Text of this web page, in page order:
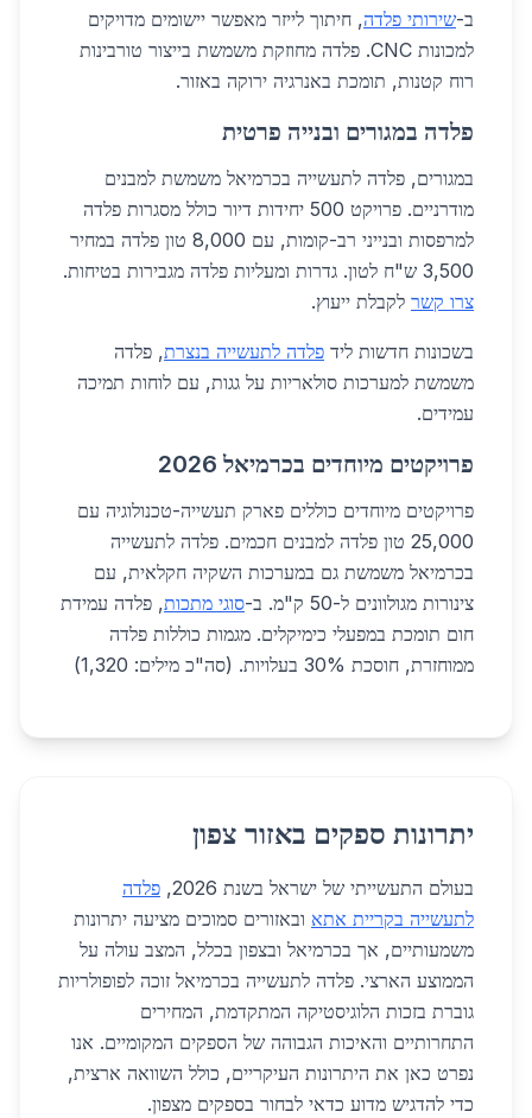
ב-שירותי פלדה, חיתוך לייזר מאפשר יישומים מדויקים
למכונות CNC. פלדה מחוזקת משמשת בייצור טורבינות
רוח קטנות, תומכת באנרגיה ירוקה באזור.
פלדה במגורים ובנייה פרטית
במגורים, פלדה לתעשייה בכרמיאל משמשת למבנים
מודרניים. פרויקט 500 יחידות דיור כולל מסגרות פלדה
למרפסות ובנייני רב-קומות, עם 8,000 טון פלדה במחיר
3,500 ש"ח לטון. גדרות ומעליות פלדה מגבירות בטיחות.
צרו קשר לקבלת ייעוץ.
בשכונות חדשות ליד פלדה לתעשייה בנצרת, פלדה
משמשת למערכות סולאריות על גגות, עם לוחות תמיכה
עמידים.
פרויקטים מיוחדים בכרמיאל 2026
פרויקטים מיוחדים כוללים פארק תעשייה-טכנולוגיה עם
25,000 טון פלדה למבנים חכמים. פלדה לתעשייה
בכרמיאל משמשת גם במערכות השקיה חקלאית, עם
צינורות מגולוונים ל-50 ק"מ. ב-
סוגי מתכות, פלדה עמידת
חום תומכת במפעלי כימיקלים. מגמות כוללות פלדה
ממוחזרת, חוסכת 30% בעלויות. (סה"כ מילים: 1,320)
יתרונות ספקים באזור צפון
בעולם התעשייתי של ישראל בשנת 2026,
פלדה
לתעשייה בקריית אתא ובאזורים סמוכים מציעה יתרונות
משמעותיים, אך בכרמיאל ובצפון בכלל, המצב עולה על
הממוצע הארצי. פלדה לתעשייה בכרמיאל זוכה לפופולריות
גוברת בזכות הלוגיסטיקה המתקדמת, המחירים
התחרותיים והאיכות הגבוהה של הספקים המקומיים. אנו
נפרט כאן את היתרונות העיקריים, כולל השוואה ארצית,
כדי להדגיש מדוע כדאי לבחור בספקים מצפון.